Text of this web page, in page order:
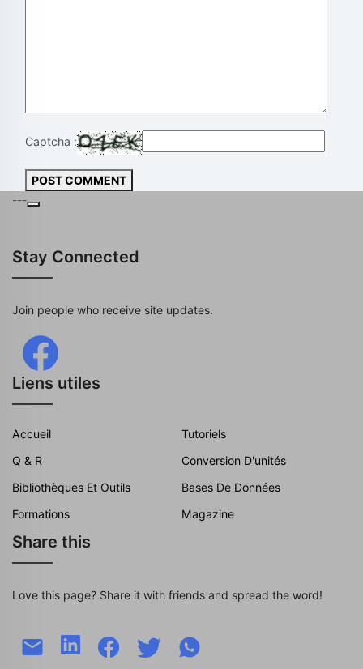
Captcha :
POST COMMENT
---
Stay Connected
Join people who receive site updates.
Liens utiles
Accueil
Tutoriels
Q & R
Conversion D'unités
Bibliothèques Et Outils
Bases De Données
Formations
Magazine
Share this
Love this page? Share it with friends and spread the word!